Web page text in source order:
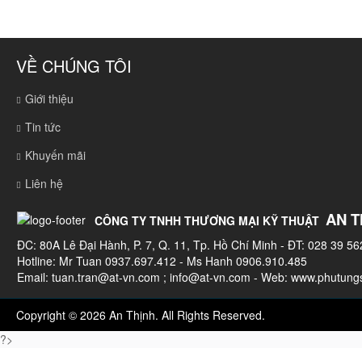
VỀ CHÚNG TÔI
Giới thiệu
Tin tức
Khuyến mãi
Liên hệ
CÔNG TY TNHH THƯƠNG MẠI KỸ THUẬT AN
ĐC: 80A Lê Đại Hành, P. 7, Q. 11, Tp. Hồ Chí Minh - ĐT: 028 39
Hotline: Mr Tuan 0937.697.412 - Ms Hanh 0906.910.485
Email: tuan.tran@at-vn.com ; info@at-vn.com - Web:
Copyright © 2026 An Thịnh. All Rights Reserved.
?>